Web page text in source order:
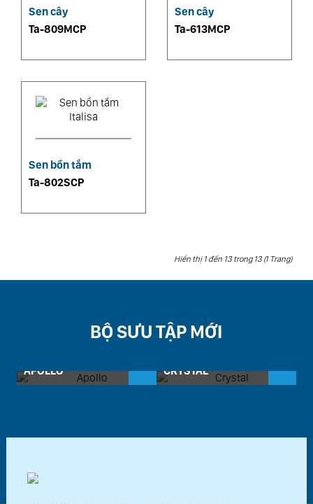
Sen cây
Ta-809MCP
Sen cây
Ta-613MCP
Sen bồn tắm
Ta-802SCP
Hiển thị 1 đến 13 trong 13 (1 Trang)
BỘ SƯU TẬP MỚI
APOLLO CRYSTAL